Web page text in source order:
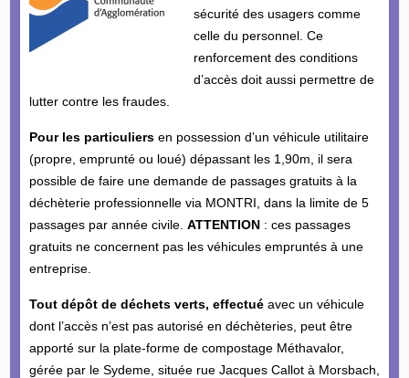
sécurité des usagers comme
celle du personnel. Ce
renforcement des conditions
d’accès doit aussi permettre de
lutter contre les fraudes.
Pour les particuliersen possession d’un véhicule utilitaire
(propre, emprunté ou loué) dépassant les 1,90m, il sera
possible de faire une demande de passages gratuits à la
déchèterie professionnelle via MONTRI, dans la limite de 5
passages par année civile. ATTENTION: ces passages
gratuits ne concernent pas les véhicules empruntés à une
entreprise.
Tout dépôt de déchets verts, effectuéavec un véhicule
dont l’accès n’est pas autorisé en déchèteries, peut être
apporté sur la plate-forme de compostage Méthavalor,
gérée par le Sydeme, située rue Jacques Callot à Morsbach,